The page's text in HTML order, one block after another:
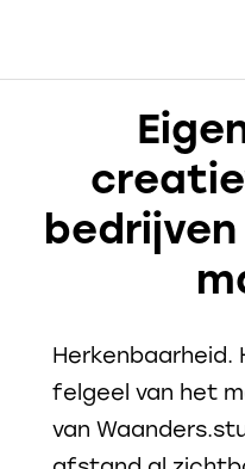
Herkenbaarheid.
felgeel van het
van